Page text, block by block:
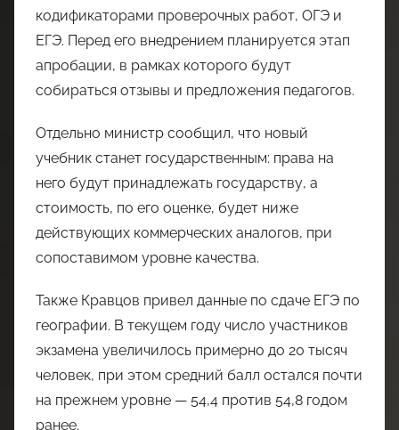
кодификаторами проверочных работ, ОГЭ и
ЕГЭ. Перед его внедрением планируется этап
апробации, в рамках которого будут
собираться отзывы и предложения педагогов.
Отдельно министр сообщил, что новый
учебник станет государственным: права на
него будут принадлежать государству, а
стоимость, по его оценке, будет ниже
действующих коммерческих аналогов, при
сопоставимом уровне качества.
Также Кравцов привел данные по сдаче ЕГЭ по
географии. В текущем году число участников
экзамена увеличилось примерно до 20 тысяч
человек, при этом средний балл остался почти
на прежнем уровне — 54,4 против 54,8 годом
ранее.